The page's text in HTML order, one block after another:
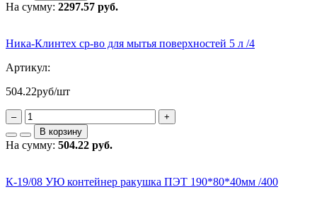
На сумму: 2297.57 руб.
Ника-Клинтех ср-во для мытья поверхностей 5 л /4
Артикул:
504.22руб/шт
–
+
В корзину
На сумму: 504.22 руб.
К-19/08 УЮ контейнер ракушка ПЭТ 190*80*40мм /400